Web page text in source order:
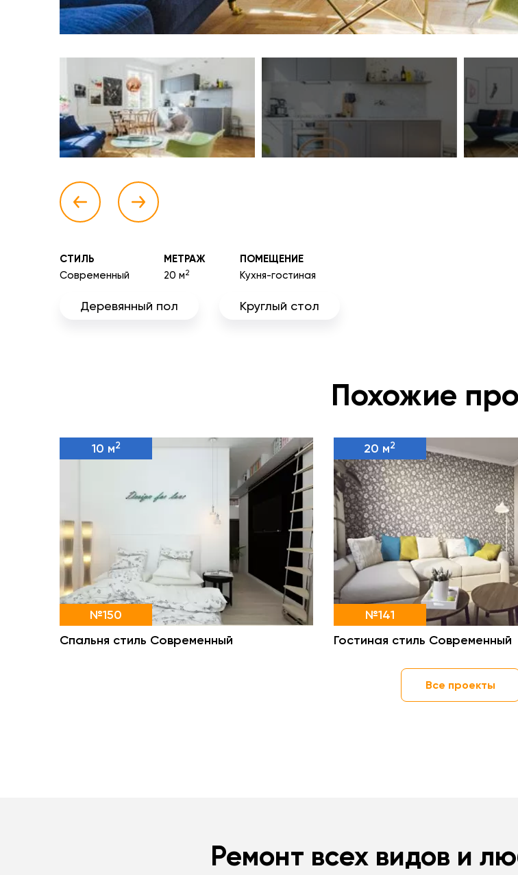
СТИЛЬ
Современный
МЕТРАЖ
20 м2
ПОМЕЩЕНИЕ
Кухня-гостиная
Деревянный пол Круглый стол
Похожие
10 м2
№150
Спальня стиль Современный
20 м2
№141
Гостиная стиль Современный
Все проекты
Ремонт всех видов и